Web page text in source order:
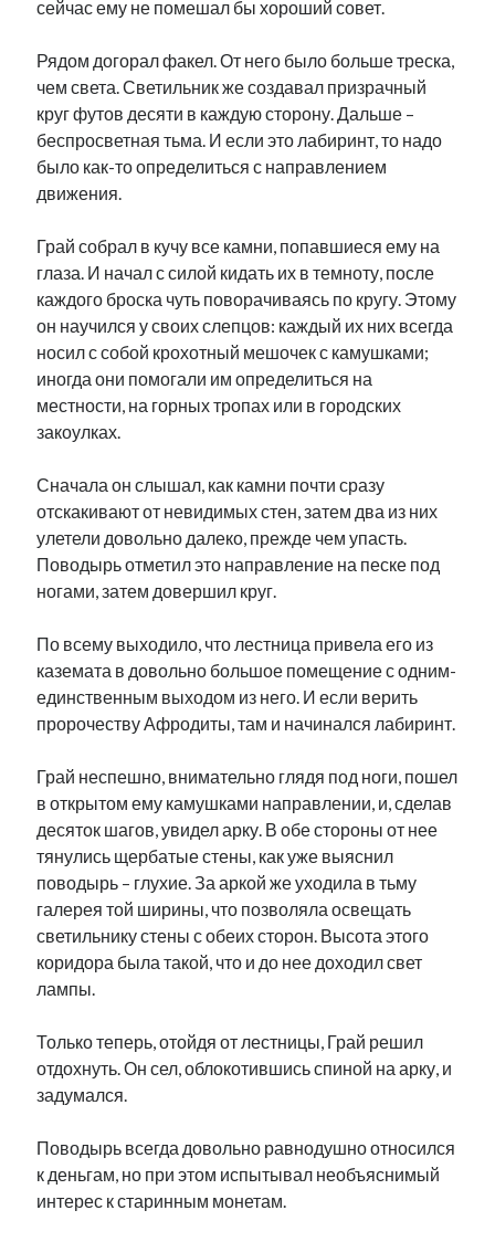
сейчас ему не помешал бы хороший совет.
Рядом догорал факел. От него было больше треска,
чем света. Светильник же создавал призрачный
круг футов десяти в каждую сторону. Дальше –
беспросветная тьма. И если это лабиринт, то надо
было как-то определиться с направлением
движения.
Грай собрал в кучу все камни, попавшиеся ему на
глаза. И начал с силой кидать их в темноту, после
каждого броска чуть поворачиваясь по кругу. Этому
он научился у своих слепцов: каждый их них всегда
носил с собой крохотный мешочек с камушками;
иногда они помогали им определиться на
местности, на горных тропах или в городских
закоулках.
Сначала он слышал, как камни почти сразу
отскакивают от невидимых стен, затем два из них
улетели довольно далеко, прежде чем упасть.
Поводырь отметил это направление на песке под
ногами, затем довершил круг.
По всему выходило, что лестница привела его из
каземата в довольно большое помещение с одним-
единственным выходом из него. И если верить
пророчеству Афродиты, там и начинался лабиринт.
Грай неспешно, внимательно глядя под ноги, пошел
в открытом ему камушками направлении, и, сделав
десяток шагов, увидел арку. В обе стороны от нее
тянулись щербатые стены, как уже выяснил
поводырь – глухие. За аркой же уходила в тьму
галерея той ширины, что позволяла освещать
светильнику стены с обеих сторон. Высота этого
коридора была такой, что и до нее доходил свет
лампы.
Только теперь, отойдя от лестницы, Грай решил
отдохнуть. Он сел, облокотившись спиной на арку, и
задумался.
Поводырь всегда довольно равнодушно относился
к деньгам, но при этом испытывал необъяснимый
интерес к старинным монетам.